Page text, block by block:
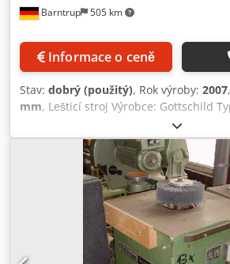
Barntrup 505 km
Informace o ceně
Stav: dobrý (použitý), Rok výroby: 2007
mm, Lešticí stroj Výrobce: Gottschild
2007 Vysokolesklý lešticí stroj, dříve
kuchyňských čel a koupelnových dílů
mm 1 lešticí hlava automaticky
Motor na leštění: 0,7/0,9 kW Pracovní
senzory Dodpjxzqrqofx Albskr Dopravní
délka 1950 mm Dopravní pás se
Před a za dopravníkem vždy jedna
mm x L 1500 mm Připojovací výkon 2,2
Připojení na stlačený vzduch 6 bar